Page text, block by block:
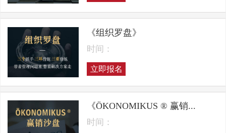
《组织罗盘》
时间：
立即报名
《ÖKONOMIKUS ® 赢销...
时间：